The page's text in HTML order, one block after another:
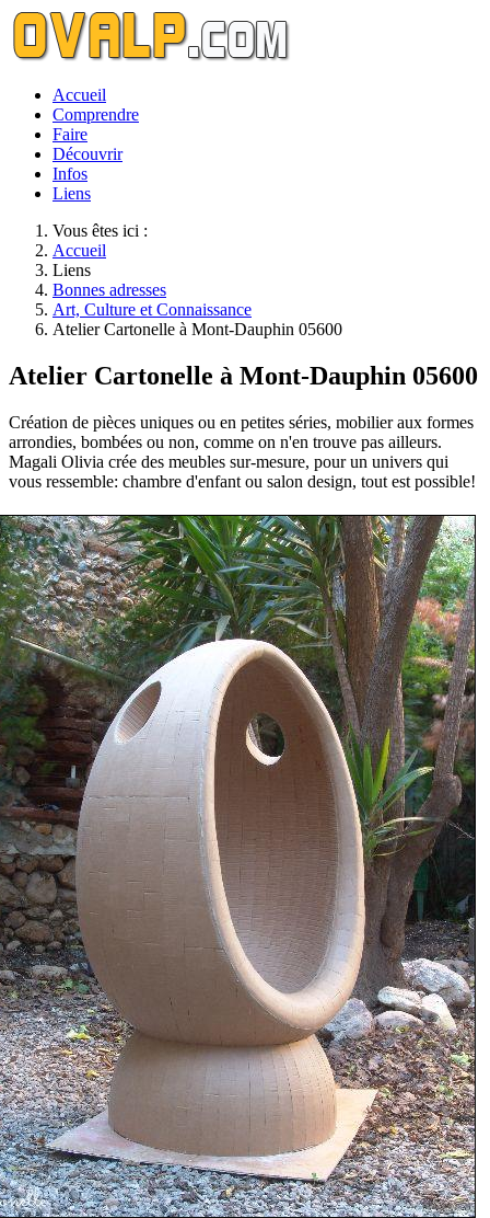
Accueil
Comprendre
Faire
Découvrir
Infos
Liens
Vous êtes ici :
Accueil
Liens
Bonnes adresses
Art, Culture et Connaissance
Atelier Cartonelle à Mont-Dauphin 05600
Atelier Cartonelle à Mont-Dauphin 05600
Création de pièces uniques ou en petites séries, mobilier aux formes
arrondies, bombées ou non, comme on n'en trouve pas ailleurs.
Magali Olivia crée des meubles sur-mesure, pour un univers qui
vous ressemble: chambre d'enfant ou salon design, tout est possible!